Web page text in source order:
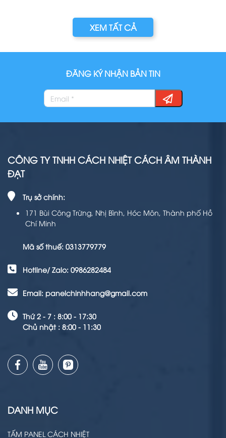
XEM TẤT CẢ
ĐĂNG KÝ NHẬN BẢN TIN
CÔNG TY TNHH CÁCH NHIỆT CÁCH ÂM THÀNH
ĐẠT
Trụ sở chính:
171 Bùi Công Trừng, Nhị Bình, Hóc Môn, Thành phố Hồ
Chí Minh
Mã số thuế: 0313779779
Hotline/ Zalo: 0986282484
Email: panelchinhhang@gmail.com
Thứ 2 - 7 : 8:00 - 17:30
Chủ nhật : 8:00 - 11:30
DANH MỤC
TẤM PANEL CÁCH NHIỆT